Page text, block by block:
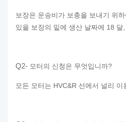
보장은 운송비가 보충을 보내기 위
있을 보장의 밑에 생산 날짜에 18 달,
Q2- 모터의 신청은 무엇입니까?
모든 모터는 HVC&R 선에서 널리 이